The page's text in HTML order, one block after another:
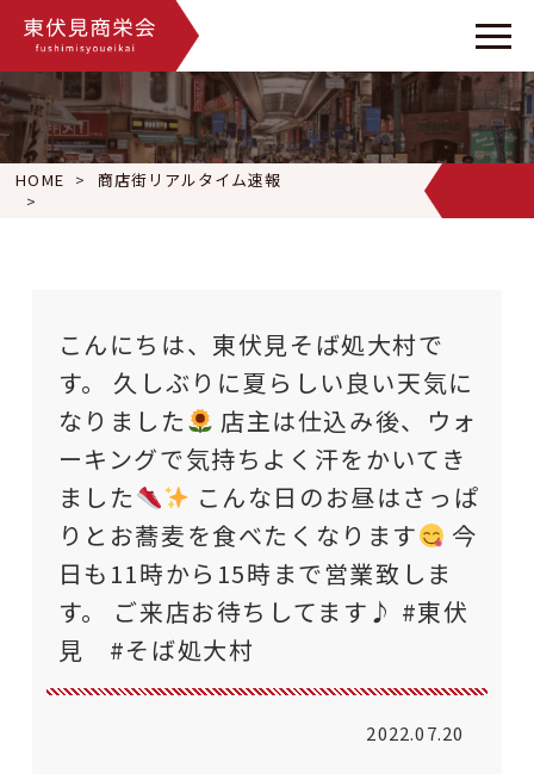
HOME
商店街リアルタイム速報
こんにちは、東伏見そば処大村です。 久しぶりに夏らしい良い
こんにちは、東伏見そば処大村で
す。 久しぶりに夏らしい良い天気に
なりました
店主は仕込み後、ウォ
ーキングで気持ちよく汗をかいてき
ました
こんな日のお昼はさっぱ
りとお蕎麦を食べたくなります
今
日も11時から15時まで営業致しま
す。 ご来店お待ちしてます♪ #東伏
見 #そば処大村
2022.07.20